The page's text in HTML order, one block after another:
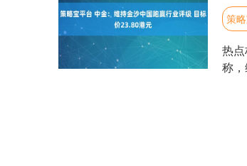
策
热
称